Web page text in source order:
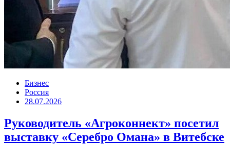
Бизнес
Россия
28.07.2026
Руководитель «Агроконнект» посетил
выставку «Серебро Омана» в Витебске